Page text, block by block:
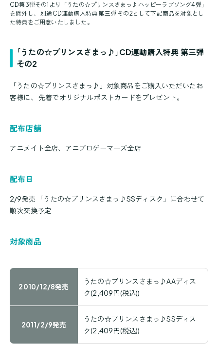
CD第3弾その1より「うたの☆プリンスさまっ♪ハッピーラブソング4弾」
を除外し、 別途CD連動購入特典 第三弾 その2として下記商品を対象とし
た特典をご用意いたしました。
｢うたの☆プリンスさまっ♪｣CD連動購入特典 第三弾
その2
「うたの☆プリンスさまっ♪」対象商品をご購入いただいたお
客様に、 先着でオリジナルポストカードをプレゼント。
配布店舗
アニメイト全店、アニブロゲーマーズ全店
配布日
2/9発売 「うたの☆プリンスさまっ♪SSディスク」に合わせて
順次交換予定
対象商品
2010/12/8発売
うたの☆プリンスさまっ♪AAディス
ク(2,409円(税込))
2011/2/9発売
うたの☆プリンスさまっ♪SSディス
ク(2,409円(税込))